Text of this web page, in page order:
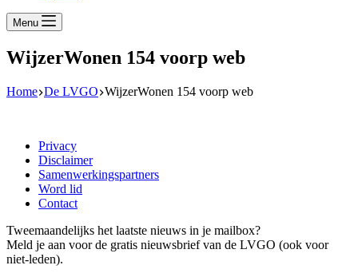
Menu
WijzerWonen 154 voorp web
Home De LVGO WijzerWonen 154 voorp web
Privacy
Disclaimer
Samenwerkingspartners
Word lid
Contact
Tweemaandelijks het laatste nieuws in je mailbox?
Meld je aan voor de gratis nieuwsbrief van de LVGO (ook voor
niet-leden).